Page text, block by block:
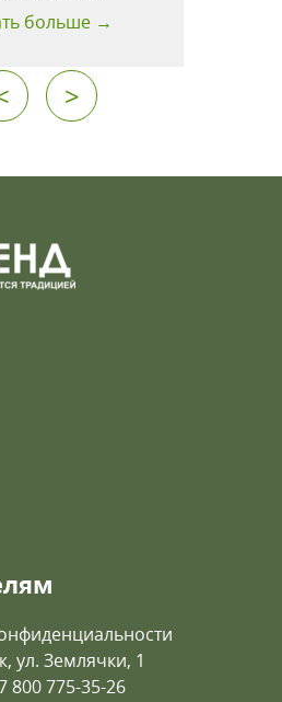
больше →
>
ул. Землячки, 1
800 775-35-26